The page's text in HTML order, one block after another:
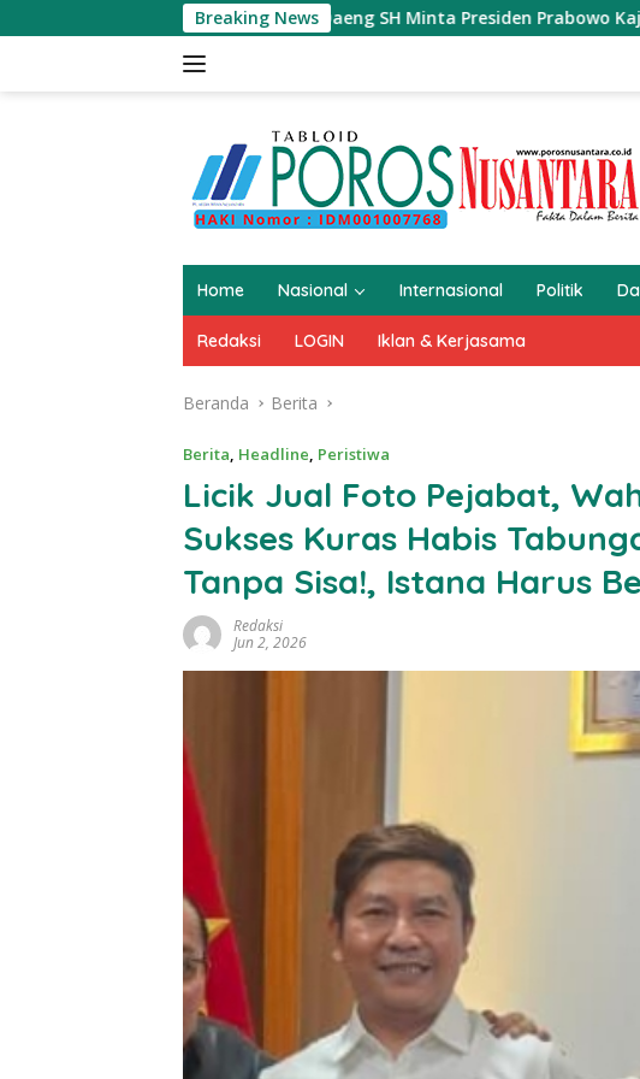
ke
Breaking News
Jefry Daeng SH Minta Presiden Prabowo Kaji Ulang PSN di Pulau Obi:
Home Nasional Internasional Politik
Redaksi LOGIN Iklan & Kerjasama
Beranda Berita
Berita, Headline, Peristiwa
Licik Jual Foto Pejabat,
Sukses Kuras Habis
Tanpa Sisa!, Istana Harus
Redaksi
Jun 2, 2026